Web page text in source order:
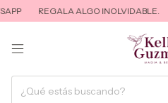
REGALA ALGO INOLVIDABLE.